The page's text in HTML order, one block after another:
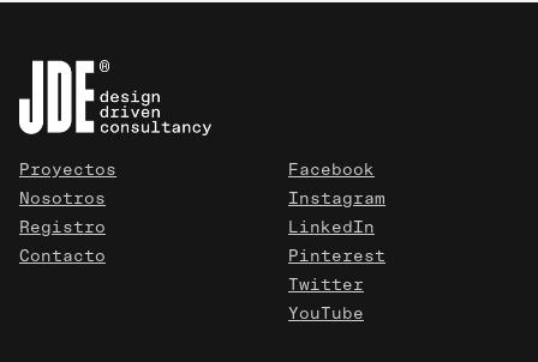
Proyectos
Nosotros
Registro
Contacto
Facebook
Instagram
LinkedIn
Pinterest
Twitter
YouTube